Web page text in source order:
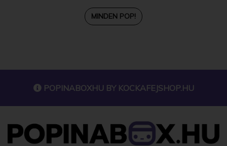
MINDEN POP!
POPINABOXHU BY KOCKAFEJSHOP.HU